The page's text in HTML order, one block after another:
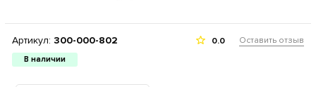
Артикул: 300-000-802
В наличии
0.0 Оставить отзыв